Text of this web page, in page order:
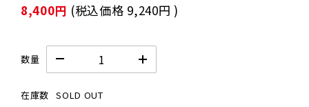
8,400円 (税込価格 9,240円 )
数量
在庫数 SOLD OUT